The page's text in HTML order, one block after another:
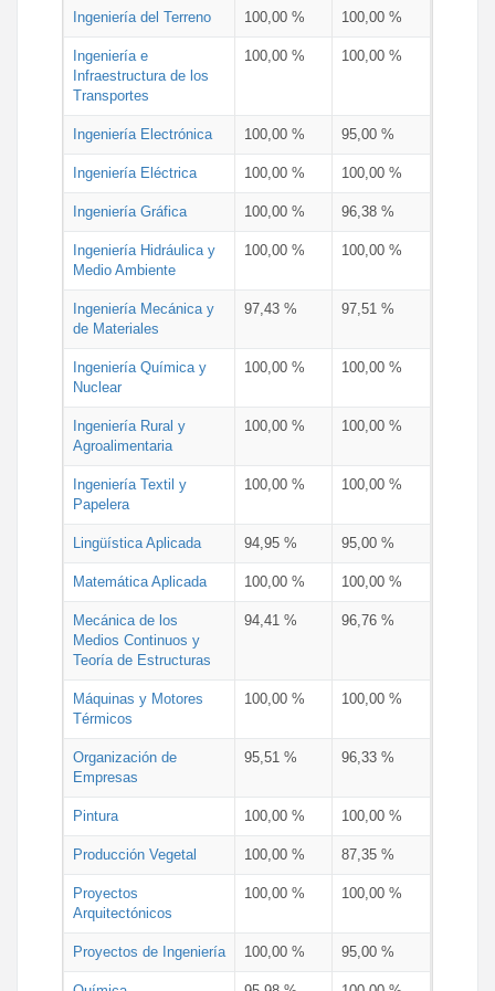
Ingeniería del Terreno 100,00 % 100,00 %
Ingeniería e
Infraestructura de los
Transportes
100,00 % 100,00 %
Ingeniería Electrónica 100,00 % 95,00 %
Ingeniería Eléctrica 100,00 % 100,00 %
Ingeniería Gráfica 100,00 % 96,38 %
Ingeniería Hidráulica y
Medio Ambiente
100,00 % 100,00 %
Ingeniería Mecánica y
de Materiales
97,43 % 97,51 %
Ingeniería Química y
Nuclear
100,00 % 100,00 %
Ingeniería Rural y
Agroalimentaria
100,00 % 100,00 %
Ingeniería Textil y
Papelera
100,00 % 100,00 %
Lingüística Aplicada 94,95 % 95,00 %
Matemática Aplicada 100,00 % 100,00 %
Mecánica de los
Medios Continuos y
Teoría de Estructuras
94,41 % 96,76 %
Máquinas y Motores
Térmicos
100,00 % 100,00 %
Organización de
Empresas
95,51 % 96,33 %
Pintura 100,00 % 100,00 %
Producción Vegetal 100,00 % 87,35 %
Proyectos
Arquitectónicos
100,00 % 100,00 %
Proyectos de Ingeniería 100,00 % 95,00 %